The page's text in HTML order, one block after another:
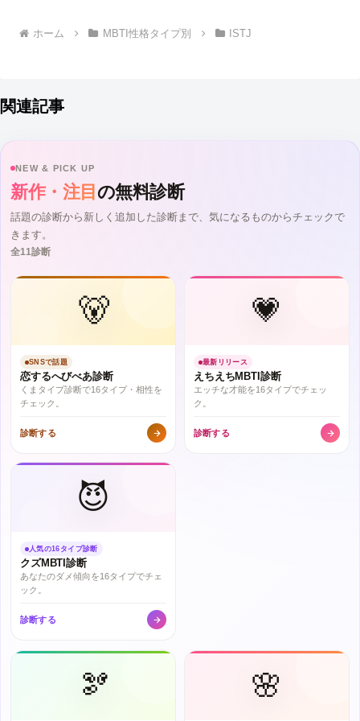
ホーム MBTI性格タイプ別 ISTJ
関連記事
NEW & PICK UP
新作・注目 の無料診断
話題の診断から新しく追加した診断まで、気になるものからチェックで
きます。
全11診断
🐻
SNSで話題
恋するへびべあ診断
くまタイプ診断で16タイプ・相性を
チェック。
診断する
💗
最新リリース
えちえちMBTI診断
エッチな才能を16タイプでチェッ
ク。
診断する
😈
人気の16タイプ診断
クズMBTI診断
あなたのダメ傾向を16タイプでチェ
ック。
診断する
🫘 🌸